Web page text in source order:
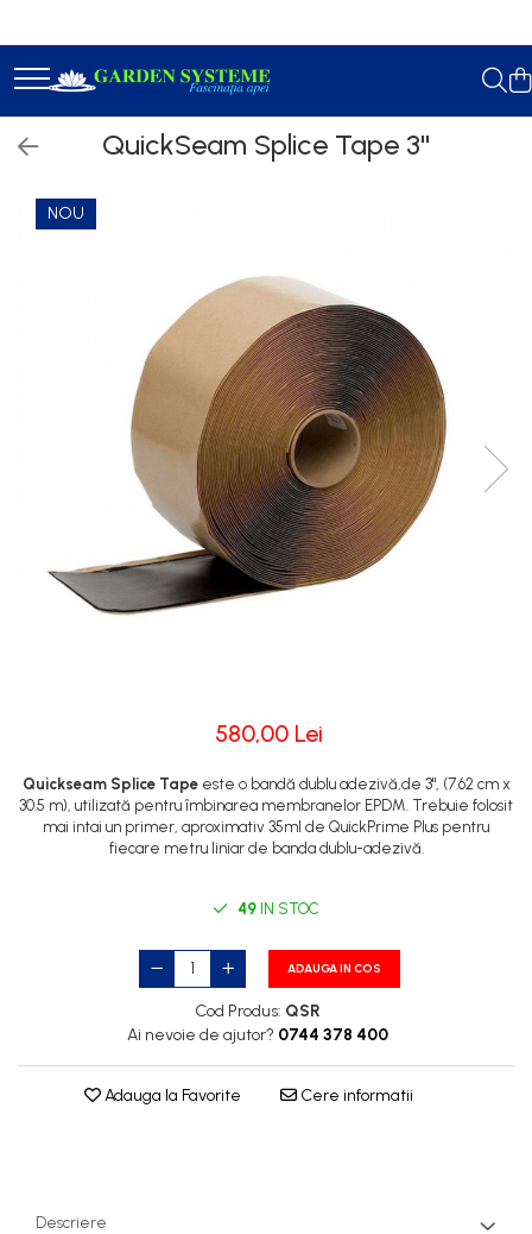
Constructie Iazuri
Geotextil
Membrana EPDM
Accesorii Lipit
QuickSeam Splice Tape 3''
NOU
580,00 Lei
Quickseam Splice Tape este o bandă dublu adezivă,de 3", (7.62 cm x
30.5 m), utilizată pentru îmbinarea membranelor EPDM. Trebuie folosit
mai intai un primer, aproximativ 35ml de QuickPrime Plus pentru
fiecare metru liniar de banda dublu-adezivă.
49 IN STOC
ADAUGA IN COS
Cod Produs: QSR
Ai nevoie de ajutor? 0744 378 400
Adauga la Favorite Cere informatii
Descriere